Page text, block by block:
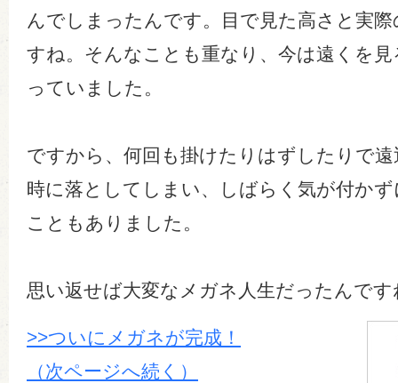
んでしまったんです。目で見た高さと実
すね。そんなことも重なり、今は遠くを
っていました。
ですから、何回も掛けたりはずしたりで
時に落としてしまい、しばらく気が付か
こともありました。
思い返せば大変なメガネ人生だったんです
>>ついにメガネが完成！
（次ページへ続く）